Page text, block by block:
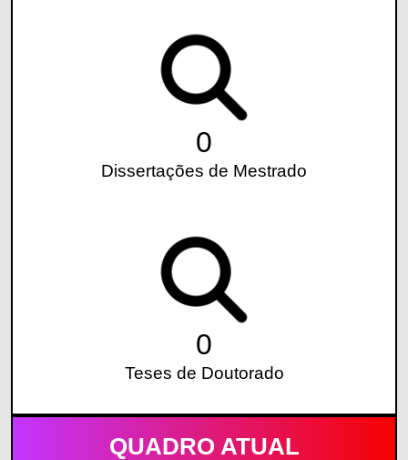
0
Dissertações de Mestrado
0
Teses de Doutorado
QUADRO ATUAL